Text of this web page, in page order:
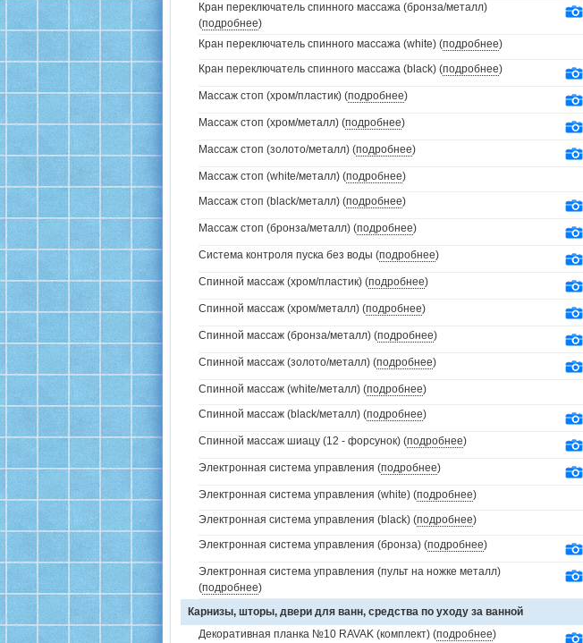
Кран переключатель спинного массажа (бронза/металл)
(подробнее)
Кран переключатель спинного массажа (white) (подробнее)
Кран переключатель спинного массажа (black) (подробнее)
Массаж стоп (хром/пластик) (подробнее)
Массаж стоп (хром/металл) (подробнее)
Массаж стоп (золото/металл) (подробнее)
Массаж стоп (white/металл) (подробнее)
Массаж стоп (black/металл) (подробнее)
Массаж стоп (бронза/металл) (подробнее)
Система контроля пуска без воды (подробнее)
Спинной массаж (хром/пластик) (подробнее)
Спинной массаж (хром/металл) (подробнее)
Спинной массаж (бронза/металл) (подробнее)
Спинной массаж (золото/металл) (подробнее)
Спинной массаж (white/металл) (подробнее)
Спинной массаж (black/металл) (подробнее)
Спинной массаж шиацу (12 - форсунок) (подробнее)
Электронная система управления (подробнее)
Электронная система управления (white) (подробнее)
Электронная система управления (black) (подробнее)
Электронная система управления (бронза) (подробнее)
Электронная система управления (пульт на ножке металл)
(подробнее)
Карнизы, шторы, двери для ванн, средства по уходу за ванной
Декоративная планка №10 RAVAK (комплект) (подробнее)